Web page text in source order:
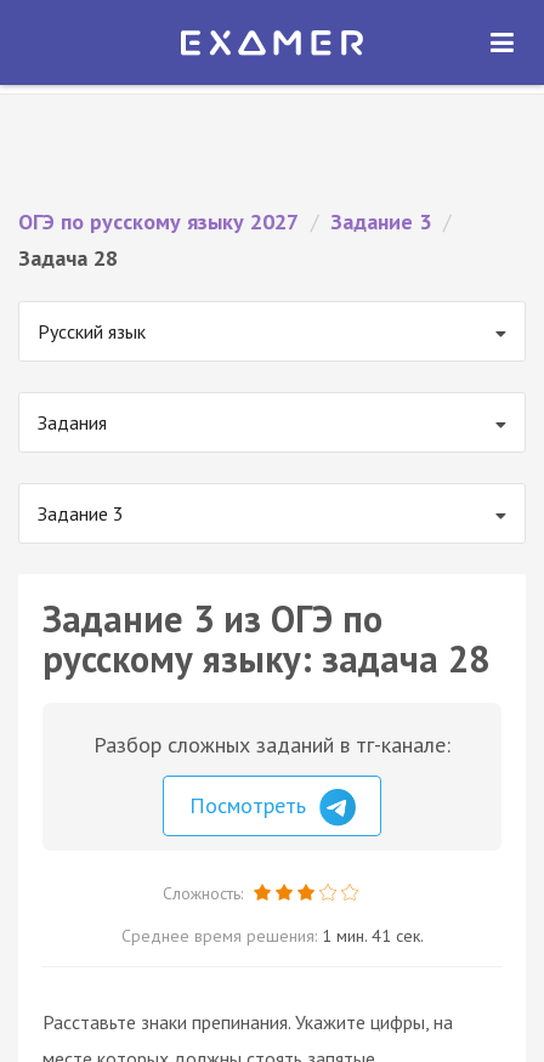
Экзамер — ЕГЭ 2027
ОТКРЫТЬ
ОГЭ по русскому языку 2027 / Задание 3 /
Задача 28
Русский язык
Задания
Задание 3
Задание 3 из ОГЭ по
русскому языку: задача 28
Разбор сложных заданий в тг-канале:
Посмотреть
Сложность:
Среднее время решения: 1 мин. 41 сек.
Расставьте знаки препинания. Укажите цифры, на